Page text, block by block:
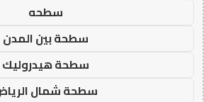
سطحه
سطحة بين المدن
سطحة هيدروليك
سطحة شمال